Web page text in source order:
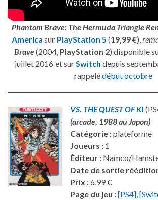
Phantom Brave: The Hermuda Triangle
America sur PlayStation 5 (19,99 €),
Brave(2004, PlayStation 2) disponible
juillet 2016 et sur Switch depuis
rappelédébut octobre
VS. THE QUEST OF KI
(arcade, 1988 au Japon)
Catégorie :plateforme
Joueurs : 1
Éditeur : Namco/
Date de sortie
Prix :6,99 €
Page du jeu :[PS4]